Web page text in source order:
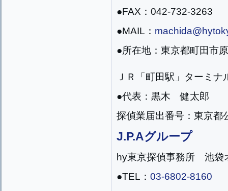
●FAX：042-732-3263
●MAIL：
●所在地：東京都町田市
ＪＲ「町田駅」ターミ
●代表：黒木 健太郎
探偵業届出番号：東京
J.P.Aグループ
hy東京探偵事務所 池袋
●TEL： 03-6802-8160